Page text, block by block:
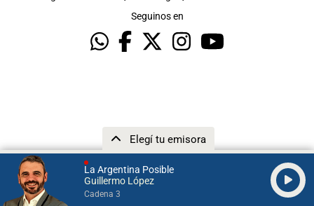
La Argentina Posible
Guillermo López
Cadena 3
Elegí tu emisora
Seguinos en